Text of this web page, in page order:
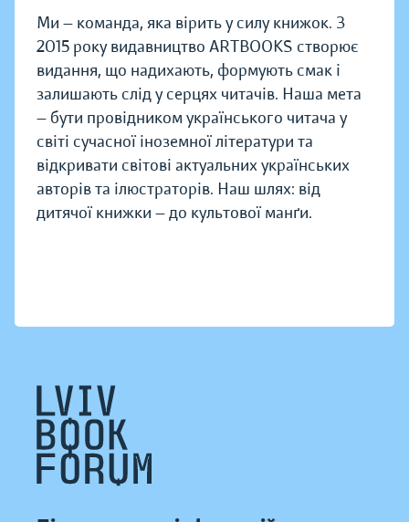
Ми — команда, яка вірить у силу книжок. З
2015 року видавництво ARTBOOKS створює
видання, що надихають, формують смак і
залишають слід у серцях читачів. Наша мета
— бути провідником українського читача у
світі сучасної іноземної літератури та
відкривати світові актуальних українських
авторів та ілюстраторів. Наш шлях: від
дитячої книжки — до культової манґи.